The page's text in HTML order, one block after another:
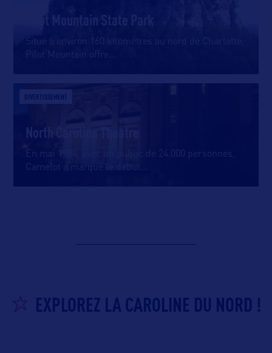
Pilot Mountain State Park
Situé à environ 160 kilomètres au nord de Charlotte,
Pilot Mountain offre
DIVERTISSEMENT
North Carolina Theatre
En mai 1984, avec un public de 24.000 personnes,
Camelot a marqué le début
EXPLOREZ LA CAROLINE DU NORD !